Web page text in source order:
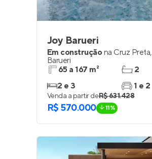
Joy Barueri
Em construçãona Cruz Preta,
Barueri
65 a 167 m²
2 e 3
2
1 e 2
Venda a partir deR$ 631.428
R$ 570.000 11%